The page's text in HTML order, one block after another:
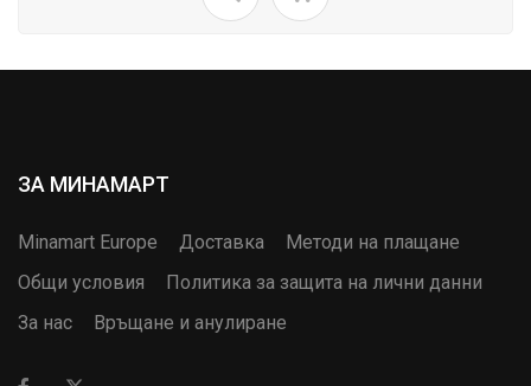
ЗА МИНАМАРТ
Minamart Europe Доставка
Методи на плащане
Общи условия
Политика за защита на лични данни
За нас
Връщане и анулиране